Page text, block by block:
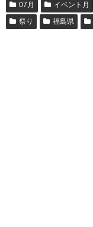
07月 イベント月
祭り
福島県